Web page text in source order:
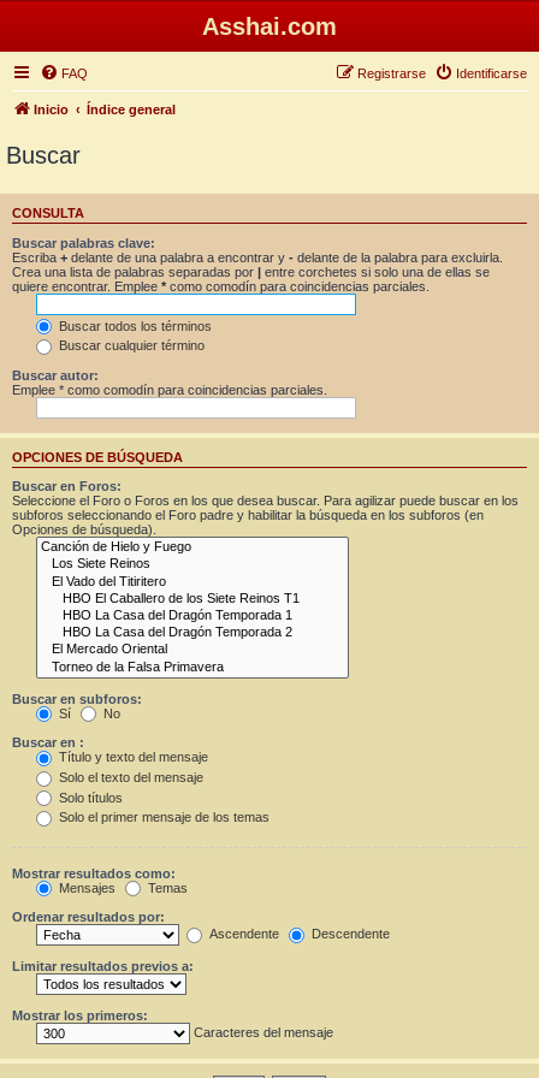
Asshai.com
FAQ Identificarse
Registrarse
Inicio Índice general
Buscar
CONSULTA
Buscar palabras clave:
Escriba + delante de una palabra a encontrar y - delante de la palabra para excluirla.
Crea una lista de palabras separadas por | entre corchetes si solo una de ellas se
quiere encontrar. Emplee * como comodín para coincidencias parciales.
Buscar todos los términos
Buscar cualquier término
Buscar autor:
Emplee * como comodín para coincidencias parciales.
OPCIONES DE BÚSQUEDA
Buscar en Foros:
Seleccione el Foro o Foros en los que desea buscar. Para agilizar puede buscar en los
subforos seleccionando el Foro padre y habilitar la búsqueda en los subforos (en
Opciones de búsqueda).
Buscar en subforos:
Sí
No
Buscar en :
Título y texto del mensaje
Solo el texto del mensaje
Solo títulos
Solo el primer mensaje de los temas
Mostrar resultados como:
Mensajes
Temas
Ordenar resultados por:
Ascendente
Descendente
Limitar resultados previos a:
Mostrar los primeros:
Caracteres del mensaje